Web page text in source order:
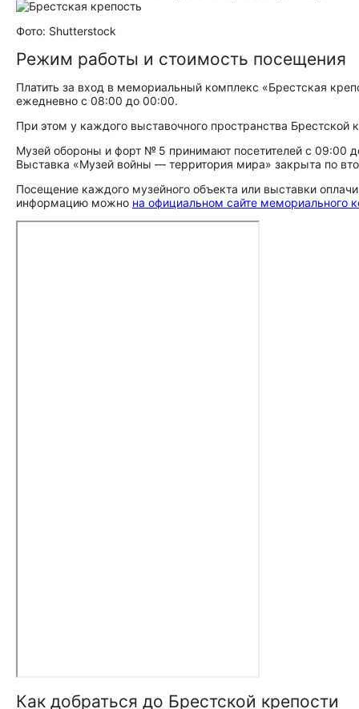
Фото: Shutterstock
Режим работы и стоимость посещения
Платить за вход в мемориальный комплекс «Брестская
ежедневно с 08:00 до 00:00.
При этом у каждого выставочного пространства Брестской
Музей обороны и форт № 5 принимают посетителей с 09:00
Выставка «Музей войны — территория мира» закрыта по
Посещение каждого музейного объекта или выставки
информацию можно на официальном сайте мемориального
Как добраться до Брестской крепости